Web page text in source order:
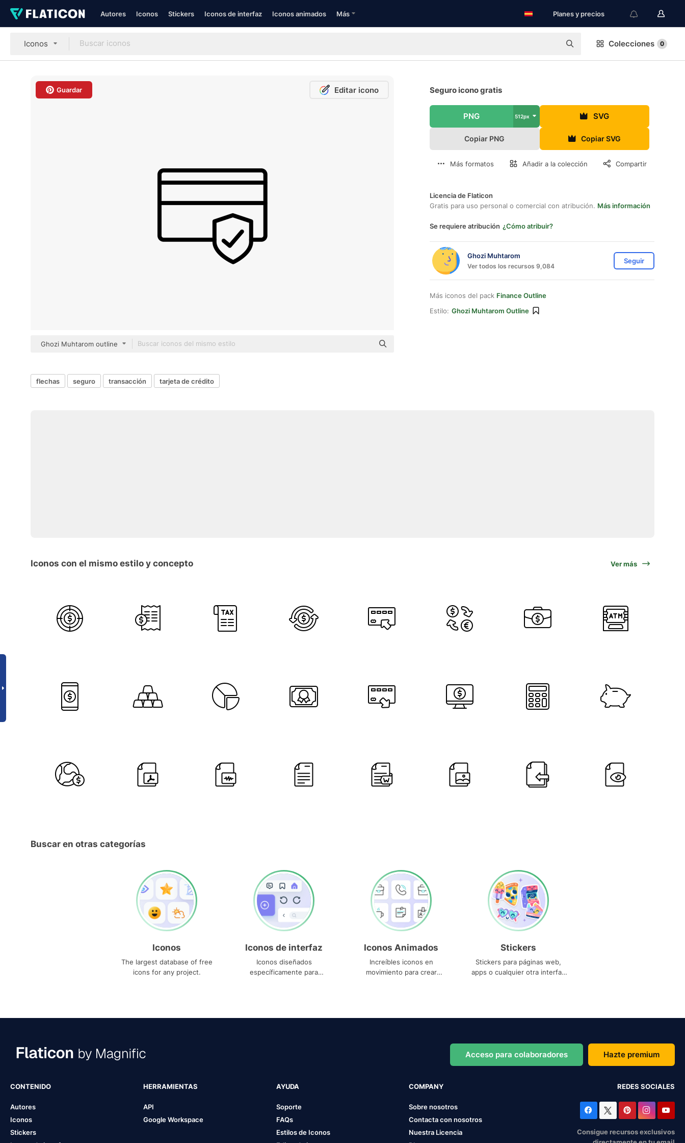
Autores Iconos Stickers Iconos de interfaz Iconos animados Más Planes y precios
Iconos Colecciones 0
Guardar Editar icono
Ghozi Muhtarom outline
Seguro icono gratis
PNG 512px SVG
Copiar PNG Copiar SVG
Más formatos Añadir a la colección Compartir
Licencia de Flaticon
Gratis para uso personal o comercial con atribución. Más información
Se requiere atribución ¿Cómo atribuir?
Ghozi Muhtarom
Ver todos los recursos 9,084
Seguir
Más iconos del pack Finance Outline
Estilo: Ghozi Muhtarom Outline
flechas seguro transacción tarjeta de crédito
Iconos con el mismo estilo y concepto Ver más
Buscar en otras categorías
Iconos
The largest database of free
icons for any project.
Iconos de interfaz
Iconos diseñados
específicamente para
Iconos Animados
Increíbles iconos en
movimiento para crear
Stickers
Stickers para páginas web,
apps o cualquier otra interfaz
Acceso para colaboradores Hazte premium
CONTENIDO
Autores
Iconos
Stickers
HERRAMIENTAS
API
Google Workspace
AYUDA
Soporte
FAQs
Estilos de Iconos
COMPANY
Sobre nosotros
Contacta con nosotros
Nuestra Licencia
REDES SOCIALES
Consigue recursos exclusivos